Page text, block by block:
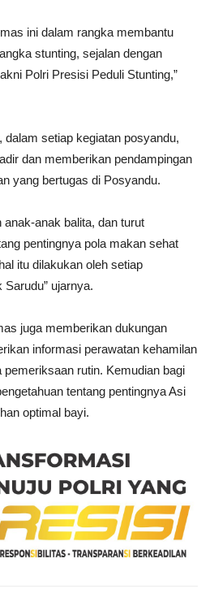
ini dalam rangka membantu
stunting, sejalan dengan
Polri Presisi Peduli Stunting,”
setiap kegiatan posyandu,
dan memberikan pendampingan
yang bertugas di Posyandu.
anak-anak balita, dan turut
pentingnya pola makan sehat
itu dilakukan oleh setiap
ujarnya.
juga memberikan dukungan
informasi perawatan kehamilan
rutin. Kemudian bagi
tentang pentingnya Asi
optimal bayi.